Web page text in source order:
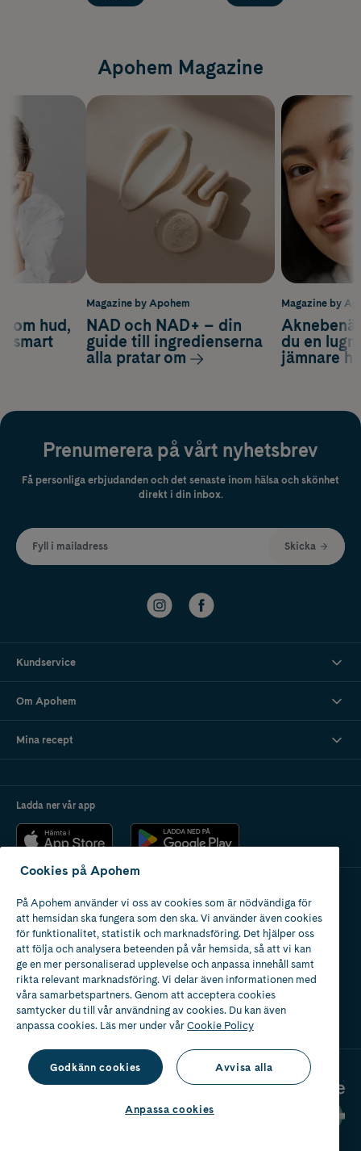
Apohem Magazine
Magazine by
du en
jämnare
om hud,
smart
Magazine by Apohem
NAD och NAD+ – din
guide till ingredienserna
alla pratar om
Prenumerera på vårt nyhetsbrev
Få personliga erbjudanden och det senaste inom hälsa och skönhet
direkt i din inbox.
Fyll i mailadress Skicka
Kundservice
Om Apohem
Mina recept
Ladda ner vår app
Apotek med tillstånd
av Läkemedelsverket
Cookies på Apohem
På Apohem använder vi oss av cookies som är nödvändiga för
att hemsidan ska fungera som den ska. Vi använder även cookies
för funktionalitet, statistik och marknadsföring. Det hjälper oss
att följa och analysera beteenden på vår hemsida, så att vi kan
ge en mer personaliserad upplevelse och anpassa innehåll samt
rikta relevant marknadsföring. Vi delar även informationen med
våra samarbetspartners. Genom att acceptera cookies
samtycker du till vår användning av cookies. Du kan även
anpassa cookies. Läs mer under vårCookie Policy
Godkänn cookies Avvisa alla
Anpassa cookies